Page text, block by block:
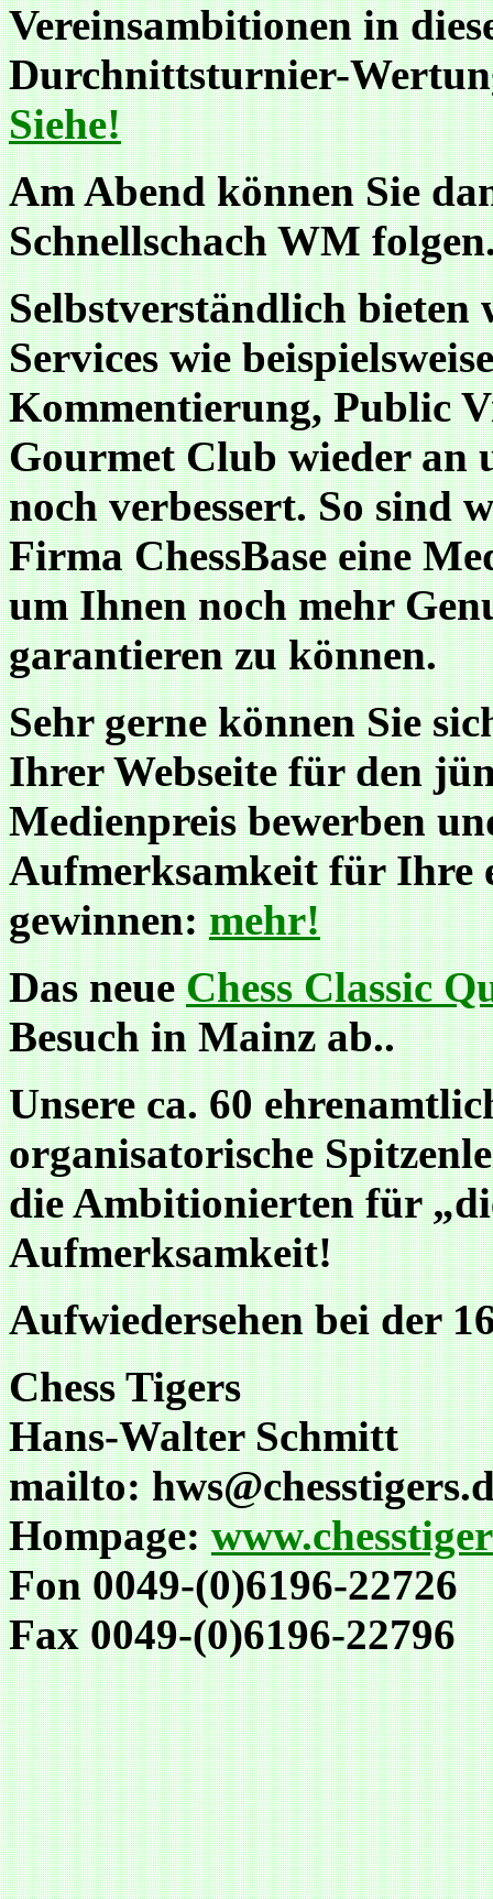
Vereinsambitionen in
Durchnittsturnier-
Siehe!
Am Abend können Sie
Schnellschach WM
Selbstverständlich bieten
Services wie
Kommentierung, Public
Gourmet Club wieder an
noch verbessert. So sind
Firma ChessBase eine
um Ihnen noch mehr
garantieren zu können.
Sehr gerne können Sie
Ihrer Webseite für den
Medienpreis bewerben
Aufmerksamkeit für Ihre
gewinnen:mehr!
Das neueChess Classic
Besuch in Mainz ab..
Unsere ca. 60
organisatorische
die Ambitionierten für
Aufmerksamkeit!
Aufwiedersehen bei der
Chess Tigers
Hans-Walter Schmitt
mailto:
Hompage:
Fon 0049-(0)6196-22726
Fax 0049-(0)6196-22796